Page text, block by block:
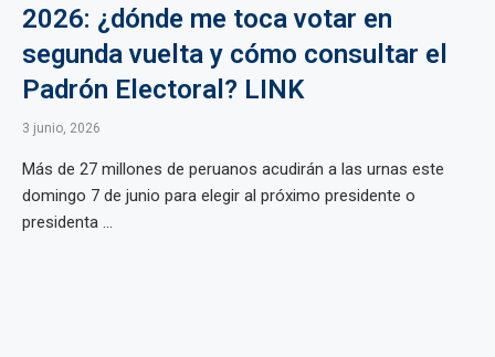
2026: ¿dónde me toca votar en
segunda vuelta y cómo consultar el
Padrón Electoral? LINK
3 junio, 2026
Más de 27 millones de peruanos acudirán a las urnas este
domingo 7 de junio para elegir al próximo presidente o
presidenta ...